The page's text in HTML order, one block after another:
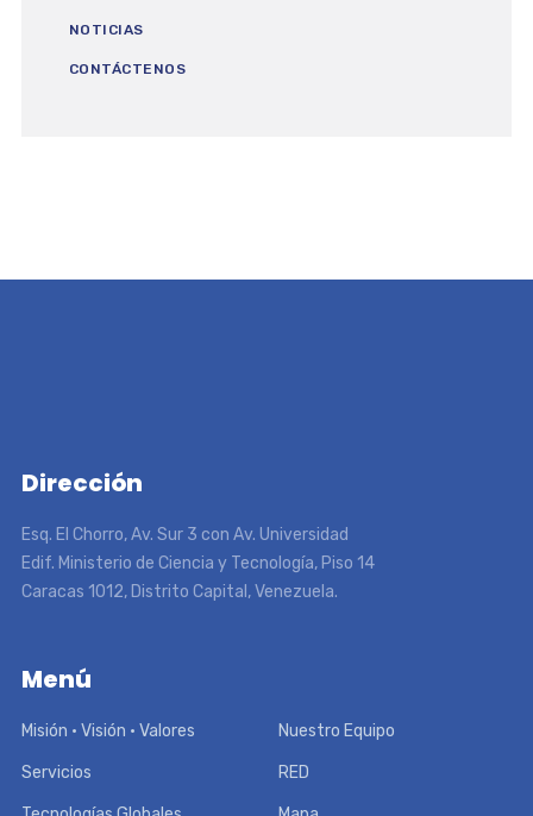
NOTICIAS
CONTÁCTENOS
Dirección
Esq. El Chorro, Av. Sur 3 con Av. Universidad
Edif. Ministerio de Ciencia y Tecnología, Piso 14
Caracas 1012, Distrito Capital, Venezuela.
Menú
Misión • Visión • Valores Nuestro Equipo
Servicios RED